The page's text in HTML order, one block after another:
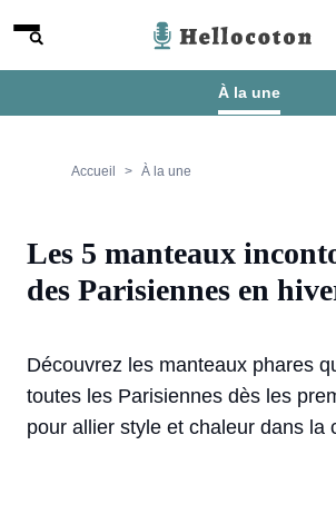
Menu
À la une
Accueil À la une
Les 5 manteaux
des Parisiennes en
Découvrez les manteaux phares
toutes les Parisiennes dès les
pour allier style et chaleur dans la